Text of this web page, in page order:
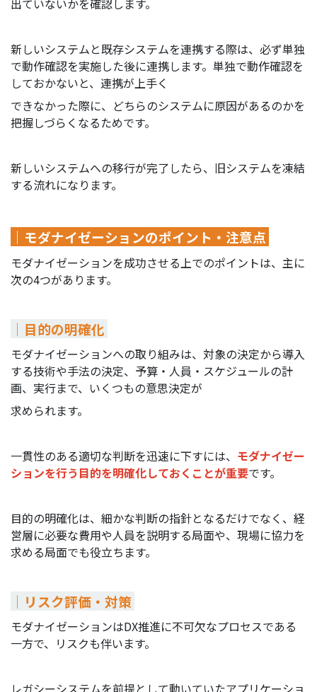
新しいシステムと既存システムを連携する際は、必ず単独
で動作確認を実施した後に連携します。単独で動作確認を
しておかないと、連携が上手く
できなかった際に、どちらのシステムに原因があるのかを
把握しづらくなるためです。
新しいシステムへの移行が完了したら、旧システムを凍結
する流れになります。
｜モダナイゼーションのポイント・注意点
モダナイゼーションを成功させる上でのポイントは、主に
次の4つがあります。
｜目的の明確化
モダナイゼーションへの取り組みは、対象の決定から導入
する技術や手法の決定、予算・人員・スケジュールの計
画、実行まで、いくつもの意思決定が
求められます。
一貫性のある適切な判断を迅速に下すには、 モダナイゼー
ションを行う目的を明確化しておくことが重要です。
目的の明確化は、細かな判断の指針となるだけでなく、経
営層に必要な費用や人員を説明する局面や、現場に協力を
求める局面でも役立ちます。
｜リスク評価・対策
モダナイゼーションはDX推進に不可欠なプロセスである
一方で、リスクも伴います。
レガシーシステムを前提として動いていたアプリケーショ